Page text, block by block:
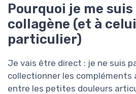
Pourquoi je me suis
collagène (et à
particulier)
Je vais être direct : je ne suis
collectionner les compléments
entre les petites douleurs